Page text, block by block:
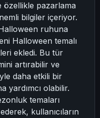
özellikle pazarlama
bilgiler içeriyor.
ruhuna
Halloween temalı
ekledi. Bu tür
artırabilir ve
daha etkili bir
yardımcı olabilir.
temaları
kullanıcıların